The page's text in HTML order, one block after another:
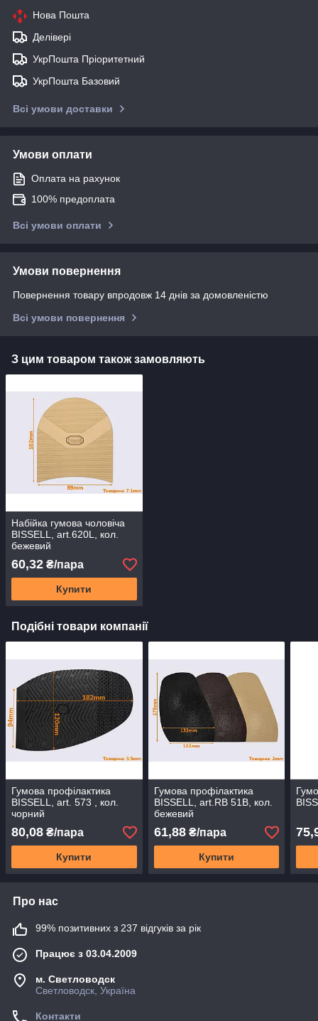
Нова Пошта
Делівері
УкрПошта Пріоритетний
УкрПошта Базовий
Всі умови доставки
Умови оплати
Оплата на рахунок
100% предоплата
Всі умови оплати
Умови повернення
Повернення товару впродовж 14 днів за домовленістю
Всі умови повернення
З цим товаром також замовляють
Набійка гумова чоловіча
BISSELL, art.620L, кол.
бежевий
60,32 ₴/пара
Купити
Подібні товари компанії
Гумова профілактика
BISSELL, art. 573 , кол.
чорний
80,08 ₴/пара
Купити
Гумова профілактика
BISSELL, art.RB 51B, кол.
бежевий
61,88₴/пара
Купити
Про нас
99% позитивних з 237 відгуків за рік
Працює з 03.04.2009
м. Светловодск
Светловодск, Україна
Контакти